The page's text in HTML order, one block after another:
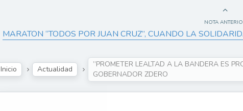
NOTA
MARATON “TODOS POR JUAN CRUZ”, CUANDO LA
Inicio Actualidad
”PROMETER LEALTAD A LA BANDERA ES
GOBERNADOR ZDERO